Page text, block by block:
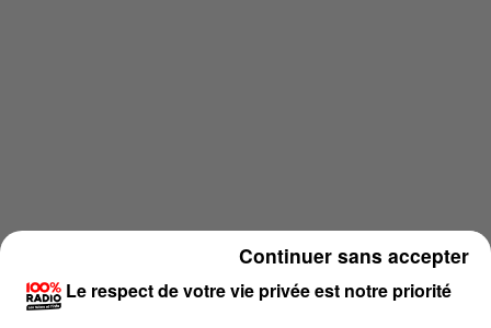
Le respect de votre vie privée est notre priorité
Continuer sans accepter